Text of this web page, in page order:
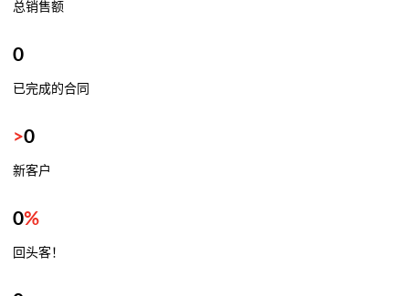
总销售额
0
已完成的合同
>0
新客户
0%
回头客！